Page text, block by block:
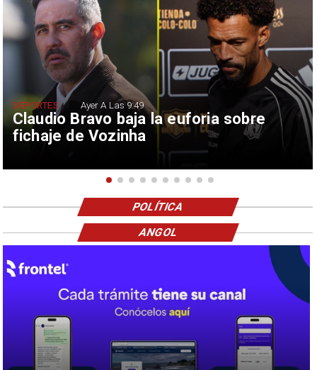
Claudio Bravo baja la euforia sobre
fichaje de Vozinha
DEPORTES Ayer A Las 9:49
POLÍTICA
ANGOL